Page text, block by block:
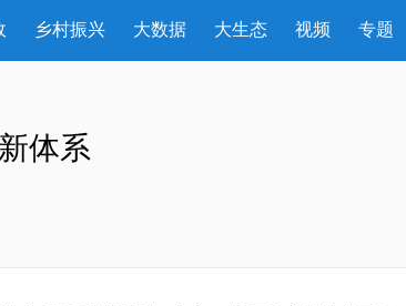
乡村振兴 大数据 大生态 视频 专题
体系